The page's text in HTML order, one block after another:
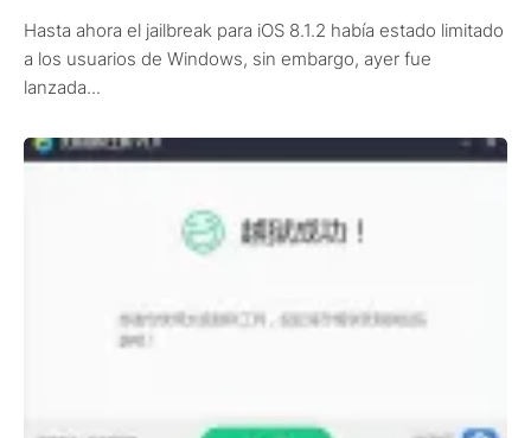
Hasta ahora el jailbreak para iOS 8.1.2 había estado limitado
a los usuarios de Windows, sin embargo, ayer fue
lanzada...